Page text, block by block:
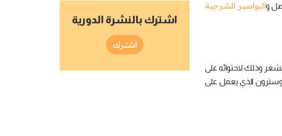
والبواسير الشرجية
وذلك لاحتوائه على
الذي يعمل على
اشترك بالنشرة الدورية
اشترك